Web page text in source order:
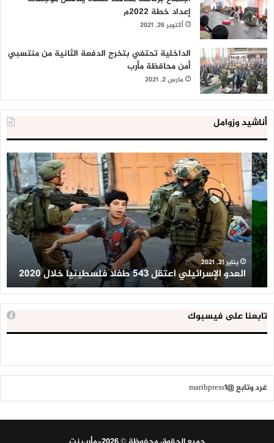
إعداد خطة 2022م
أكتوبر 26, 2021
الداخلية تحتفي بتخرج الدفعة الثانية من منتسبي
أمن محافظة مأرب
مارس 2, 2021
أناشيد وزوامل
العدو
الإسرائيلي
اعتقل
543
طفلا
فلسطينيا
خلال
2020
يناير 31, 2021
العدو الإسرائيلي اعتقل 543 طفلا فلسطينيا خلال 2020
تابعنا على فيسبوك
غرد وتابع @maribpress1